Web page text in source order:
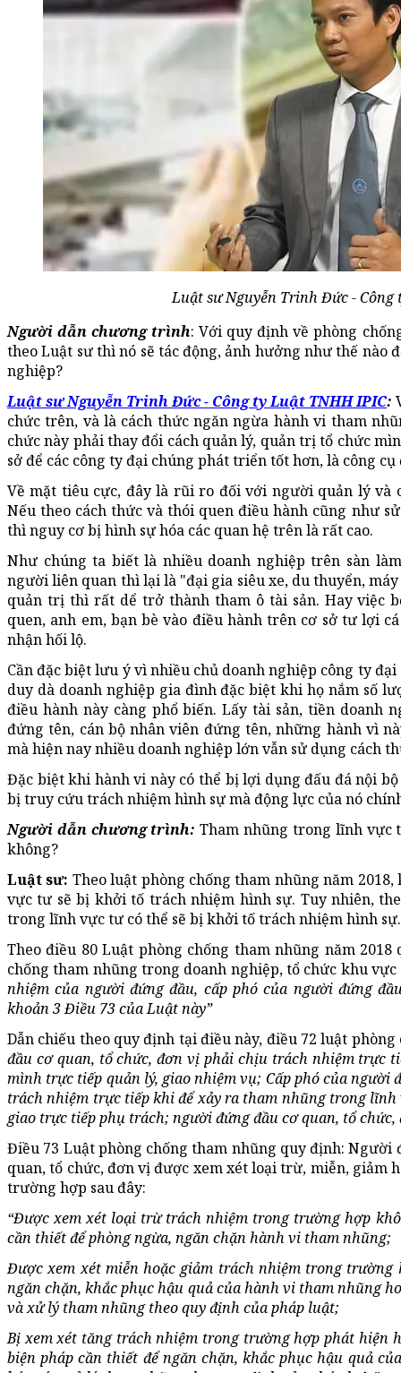
Luật sư Nguyễn Trinh Đức - Công
Người dẫn chương trình: Với quy định về phòng
theo Luật sư thì nó sẽ tác động, ảnh hưởng như thế nào
nghiệp?
Luật sư Nguyễn Trinh Đức - Công ty Luật TNHH IPIC:
chức trên, và là cách thức ngăn ngừa hành vi tham
chức này phải thay đổi cách quản lý, quản trị tổ chức
sở để các công ty đại chúng phát triển tốt hơn, là công
Về mặt tiêu cực, đây là rũi ro đối với người quản lý và
Nếu theo cách thức và thói quen điều hành cũng như
thì nguy cơ bị hình sự hóa các quan hệ trên là rất cao.
Như chúng ta biết là nhiều doanh nghiệp trên sàn
người liên quan thì lại là "đại gia siêu xe, du thuyển,
quản trị thì rất dể trở thành tham ô tài sản. Hay việc
quen, anh em, bạn bè vào điều hành trên cơ sở tư lợi
nhận hối lộ.
Cần đặc biệt lưu ý vì nhiều chủ doanh nghiệp công ty
duy dà doanh nghiệp gia đình đặc biệt khi họ nắm số
điều hành này càng phổ biến. Lấy tài sản, tiền doanh
đứng tên, cán bộ nhân viên đứng tên, những hành vì
mà hiện nay nhiều doanh nghiệp lớn vẫn sử dụng cách
Đặc biệt khi hành vi này có thể bị lợi dụng đấu đá nội
bị truy cứu trách nhiệm hình sự mà động lực của nó
Người dẫn chương trình: Tham nhũng trong lĩnh vực
không?
Luật sư: Theo luật phòng chống tham nhũng năm
vực tư sẽ bị khởi tố trách nhiệm hình sự. Tuy nhiên,
trong lĩnh vực tư có thể sẽ bị khởi tố trách nhiệm hình sự.
Theo điều 80 Luật phòng chống tham nhũng năm
chống tham nhũng trong doanh nghiệp, tổ chức khu
nhiệm của người đứng đầu, cấp phó của người đứng
khoản 3 Điều 73 của Luật này”
Dẫn chiếu theo quy định tại điều này, điều 72 luật
đầu cơ quan, tổ chức, đơn vị phải chịu trách nhiệm trực
mình trực tiếp quản lý, giao nhiệm vụ; Cấp phó của người
trách nhiệm trực tiếp khi để xảy ra tham nhũng trong
giao trực tiếp phụ trách; người đứng đầu cơ quan, tổ
Điều 73 Luật phòng chống tham nhũng quy định: Người
quan, tổ chức, đơn vị được xem xét loại trừ, miễn, giảm
trường hợp sau đây:
“Được xem xét loại trừ trách nhiệm trong trường hợp
cần thiết để phòng ngừa, ngăn chặn hành vi tham nhũng;
Được xem xét miễn hoặc giảm trách nhiệm trong trường
ngăn chặn, khắc phục hậu quả của hành vi tham nhũng
và xử lý tham nhũng theo quy định của pháp luật;
Bị xem xét tăng trách nhiệm trong trường hợp phát hiện
biện pháp cần thiết để ngăn chặn, khắc phục hậu quả